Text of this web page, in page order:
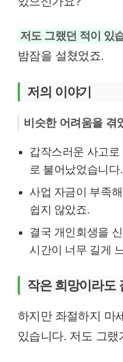
저도 그랬던 적이 있
밤잠을 설쳤었죠.
저의 이야기
비슷한 어려움을 겪
갑작스러운 사고
로 불어났었습니다.
사업 자금이 부족
쉽지 않았죠.
결국 개인회생을
시간이 너무 길게
작은 희망이라도
하지만 좌절하지 마
있습니다. 저도 그랬